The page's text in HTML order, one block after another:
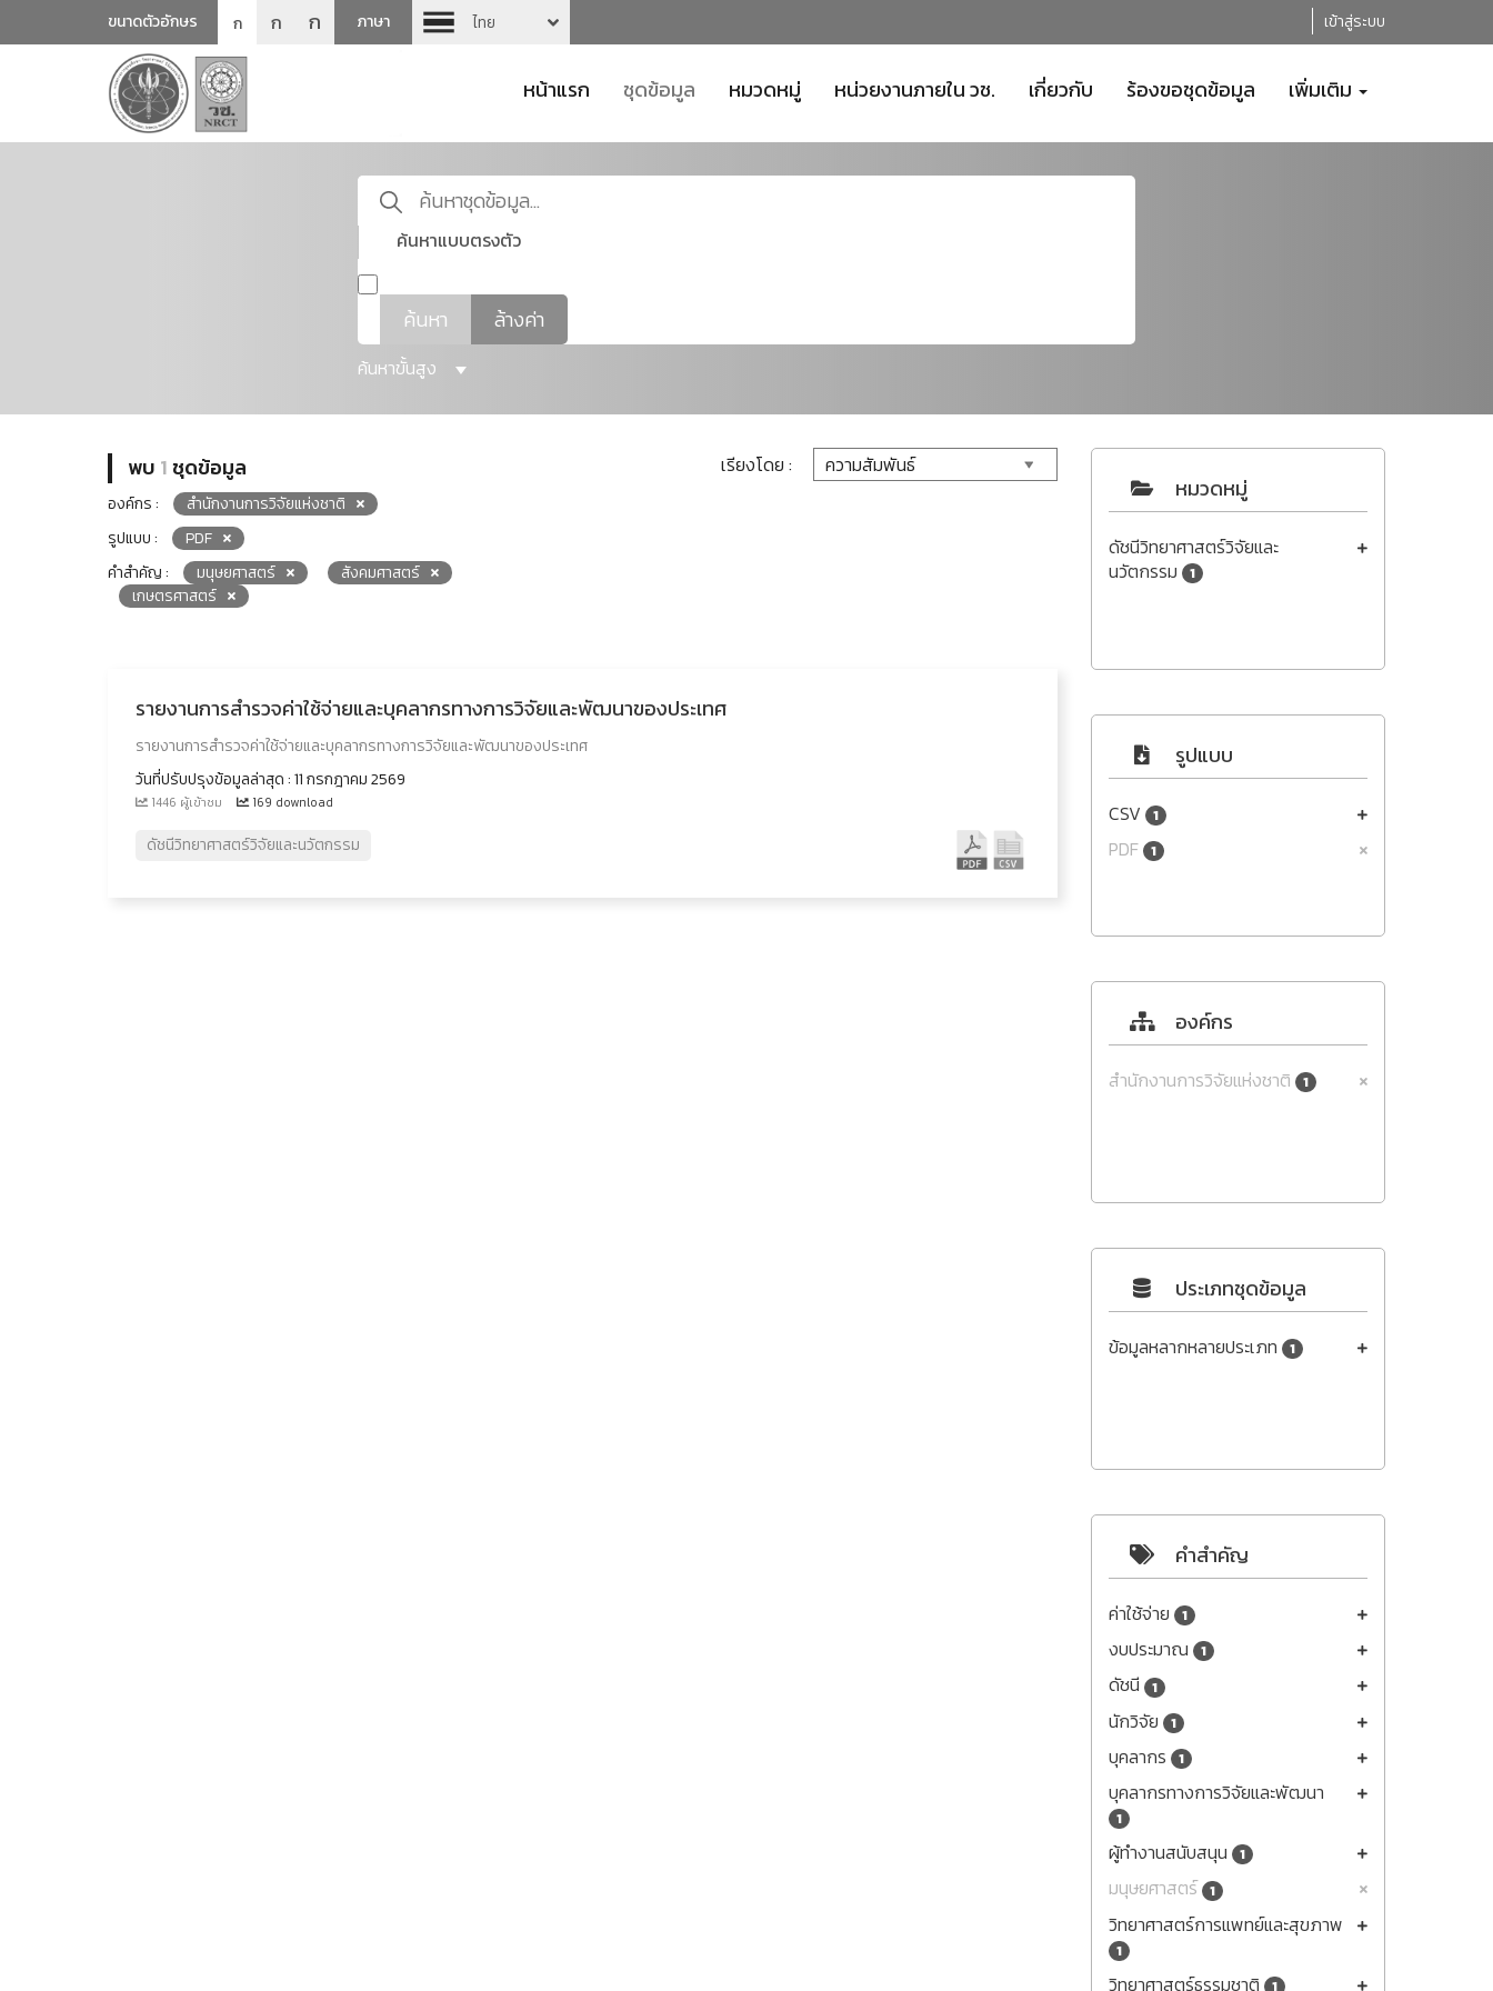
ขนาดตัวอักษร ก ก ก ภาษา ไทย เข้าสู่ระบบ
หน้าแรก ชุดข้อมูล หมวดหมู่ หน่วยงานภายใน วช. เกี่ยวกับ ร้องขอชุดข้อมูล เพิ่มเติม
ค้นหาแบบตรงตัว
ค้นหา ล้างค่า
ค้นหาขั้นสูง
หมวดหมู่
ดัชนีวิทยาศาสตร์วิจัยและ
นวัตกรรม
1
รูปแบบ
CSV 1
PDF 1
องค์กร
สำนักงานการวิจัยแห่งชาติ 1
ประเภทชุดข้อมูล
ข้อมูลหลากหลายประเภท 1
คำสำคัญ
ค่าใช้จ่าย 1
งบประมาณ 1
ดัชนี 1
นักวิจัย 1
บุคลากร 1
บุคลากรทางการวิจัยและพัฒนา
1
ผู้ทำงานสนับสนุน 1
มนุษยศาสตร์ 1
วิทยาศาสตร์การแพทย์และสุขภาพ
1
วิทยาศาสตร์ธรรมชาติ 1
พบ 1ชุดข้อมูล
องค์กร :
สำนักงานการวิจัยแห่งชาติ
รูปแบบ :
PDF
คำสำคัญ :
มนุษยศาสตร์
สังคมศาสตร์
เกษตรศาสตร์
เรียงโดย :
รายงานการสำรวจค่าใช้จ่ายและบุคลากรทางการวิจัยและพัฒนาของประเทศ
รายงานการสำรวจค่าใช้จ่ายและบุคลากรทางการวิจัยและพัฒนาของประเทศ
วันที่ปรับปรุงข้อมูลล่าสุด : 11 กรกฎาคม 2569
1446 ผู้เข้าชม 169 download
ดัชนีวิทยาศาสตร์วิจัยและนวัตกรรม